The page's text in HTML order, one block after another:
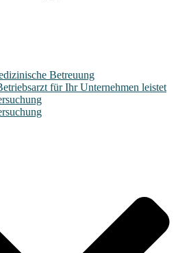
Betreuung
für Ihr Unternehmen leistet